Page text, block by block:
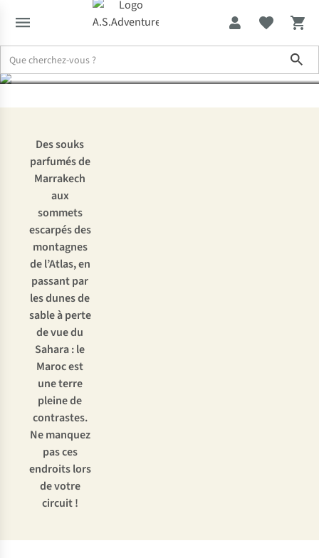
au Sahara
Des souks
parfumés de
Marrakech
aux
sommets
escarpés des
montagnes
de l’Atlas, en
passant par
les dunes de
sable à perte
de vue du
Sahara : le
Maroc est
une terre
pleine de
contrastes.
Ne manquez
pas ces
endroits lors
de votre
circuit !